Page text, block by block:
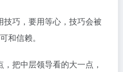
技巧，要用等心，技巧会被
和信赖。
把中层领导看的大一点，